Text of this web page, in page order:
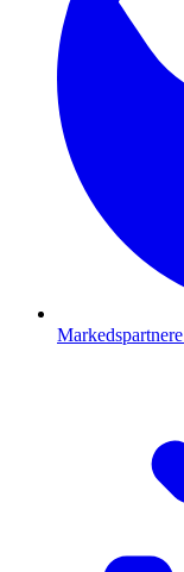
Markedspartnere